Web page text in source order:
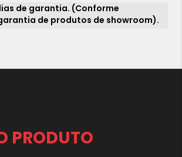
de garantia. (Conforme
de produtos de showroom).
PRODUTO